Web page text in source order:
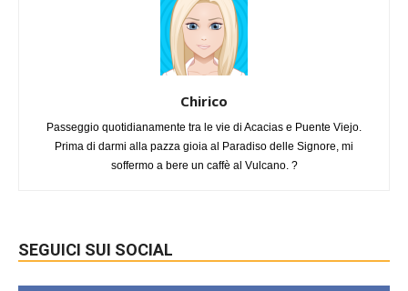
Chirico
Passeggio quotidianamente tra le vie di Acacias e Puente Viejo.
Prima di darmi alla pazza gioia al Paradiso delle Signore, mi
soffermo a bere un caffè al Vulcano. ?
SEGUICI SUI SOCIAL